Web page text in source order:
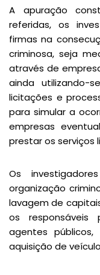
A apuração
referidas, os
firmas na
criminosa, seja
através de
ainda utilizando-
licitações e
para simular a
empresas
prestar os serviços
Os
organização
lavagem de
os
agentes
aquisição de